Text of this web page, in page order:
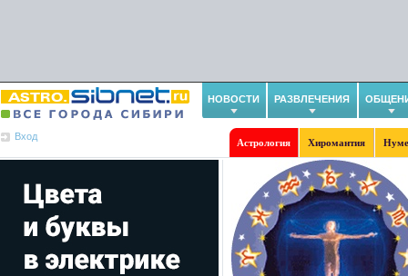
НОВОСТИ РАЗВЛЕЧЕНИЯ
Вход
Астрология Хиромантия